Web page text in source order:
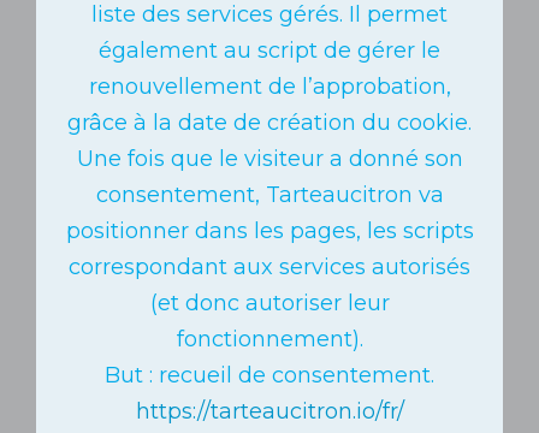
liste des services gérés. Il permet
également au script de gérer le
renouvellement de l’approbation,
grâce à la date de création du cookie.
Une fois que le visiteur a donné son
consentement, Tarteaucitron va
positionner dans les pages, les scripts
correspondant aux services autorisés
(et donc autoriser leur
fonctionnement).
But : recueil de consentement.
https://tarteaucitron.io/fr/